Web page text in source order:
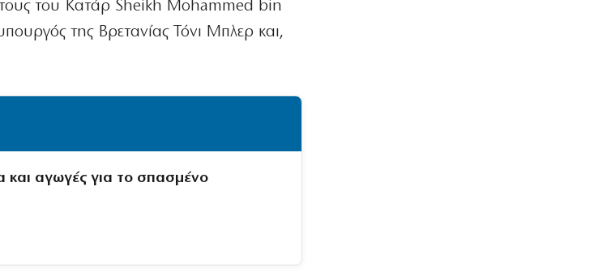
του Κατάρ Sheikh Mohammed bin
της Βρετανίας Τόνι Μπλερ και,
αγωγές για το σπασμένο